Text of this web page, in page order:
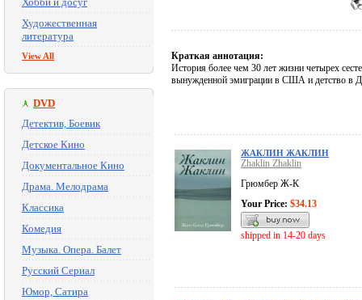
Художественная
литература
View All
DVD
Детектив, Боевик
Детское Кино
Документальное Кино
Драма. Мелодрама
Классика
Комедия
Музыка. Опера. Балет
Русский Сериал
Юмор, Сатира
Краткая аннотация:
История более чем 30 лет жизни четырех
вынужденной эмиграции в США и детство в
ЖАКЛИН ЖАКЛИН
Zhaklin Zhaklin
Грюмбер Ж-К
Your Price: $34.13
shipped in 14-20 days